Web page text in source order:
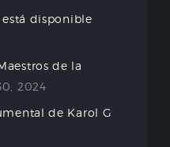
está disponible
de la
2024
de Karol G